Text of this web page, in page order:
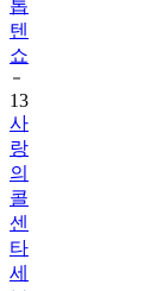
쇼
13
사
랑
의
콜
센
타
세
븐
스